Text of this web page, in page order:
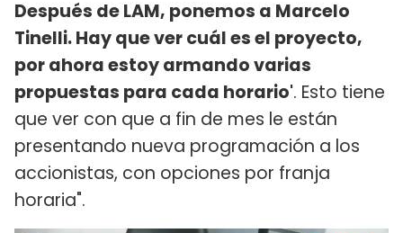
Después de LAM, ponemos a Marcelo
Tinelli. Hay que ver cuál es el proyecto,
por ahora estoy armando varias
propuestas para cada horario'. Esto tiene
que ver con que a fin de mes le están
presentando nueva programación a los
accionistas, con opciones por franja
horaria".